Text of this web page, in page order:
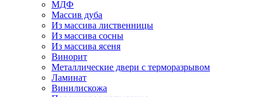
МДФ
Массив дуба
Из массива лиственницы
Из массива сосны
Из массива ясеня
Винорит
Металлические двери с терморазрывом
Ламинат
Винилискожа